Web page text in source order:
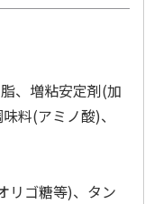
、増粘安定剤(加
料(アミノ酸)、
リゴ糖等)、タン